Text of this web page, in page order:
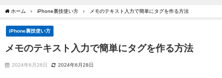
ホーム iPhone裏技使い方 メモのテキスト入力で簡単にタグを作る方法
iPhone裏技使い方
メモのテキスト入力で簡単にタグを作る方法
2024年6月28日 2024年6月28日